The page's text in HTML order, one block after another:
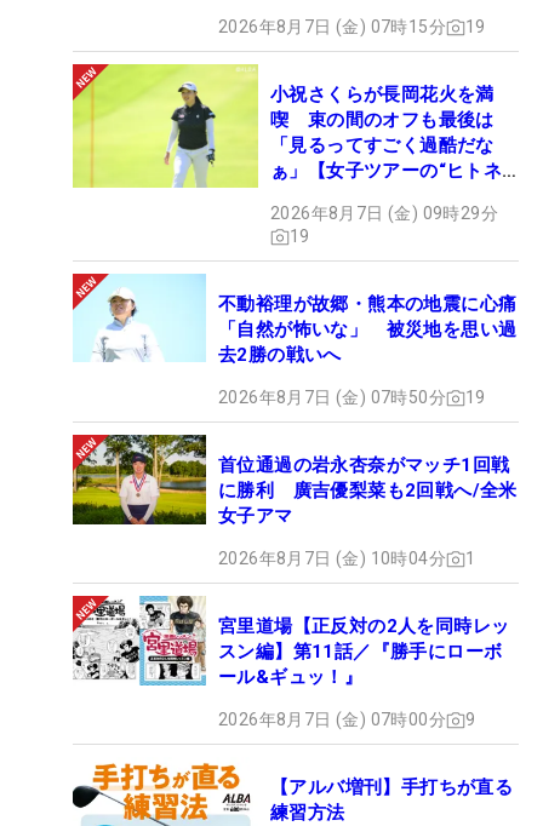
2026年8月7日 (金) 07時15分 19
小祝さくらが長岡花火を満
喫 束の間のオフも最後は
「見るってすごく過酷だな
ぁ」【女子ツアーの“ヒトネ
2026年8月7日 (金) 09時29分
19
不動裕理が故郷・熊本の地震に心痛
「自然が怖いな」 被災地を思い過
去2勝の戦いへ
2026年8月7日 (金) 07時50分 19
首位通過の岩永杏奈がマッチ1回戦
に勝利 廣吉優梨菜も2回戦へ/全米
女子アマ
2026年8月7日 (金) 10時04分 1
宮里道場【正反対の2人を同時レッ
スン編】第11話／『勝手にローボ
ール&ギュッ！』
2026年8月7日 (金) 07時00分 9
【アルバ増刊】手打ちが直る
練習方法